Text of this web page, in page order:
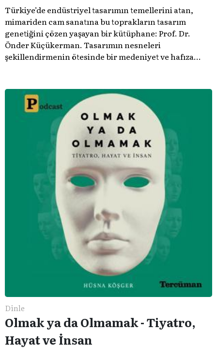
Türkiye’de endüstriyel tasarımın temellerini atan,
mimariden cam sanatına bu toprakların tasarım
genetiğini çözen yaşayan bir kütüphane: Prof. Dr.
Önder Küçükerman. ​Tasarımın nesneleri
şekillendirmenin ötesinde bir medeniyet ve hafıza
Dinle
Olmak ya da Olmamak - Tiyatro,
Hayat ve İnsan